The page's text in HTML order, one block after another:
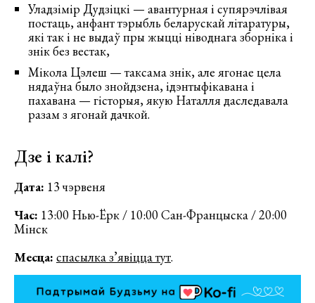
Уладзімір Дудзіцкі — авантурная і супярэчлівая
постаць, анфант тэрыбль беларускай літаратуры,
які так і не выдаў пры жыцці ніводнага зборніка і
знік без вестак,
Мікола Цэлеш — таксама знік, але ягонае цела
нядаўна было знойдзена, ідэнтыфікавана і
пахавана — гісторыя, якую Наталля даследавала
разам з ягонай дачкой.
Дзе і калі?
Дата: 13 чэрвеня
Час: 13:00 Нью-Ёрк / 10:00 Сан-Францыска / 20:00
Мінск
Месца: спасылка з’явіцца тут.